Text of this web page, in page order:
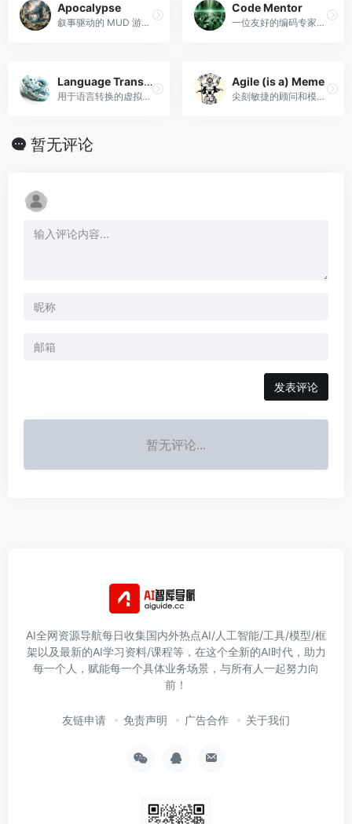
Apocalypse
叙事驱动的 MUD 游戏大师，将讲故事与游戏玩法融为一体。
Code Mentor
一位友好的编码专家，专门研究 Python、JavaScript 和云技术。
Language Transformer
用于语言转换的虚拟机。默认打印内容。
Agile (is a) Meme
尖刻敏捷的顾问和模因创造者。
暂无评论
发表评论
暂无评论...
AI全网资源导航每日收集国内外热点AI/人工智能/工具/模型/框
架以及最新的AI学习资料/课程等，在这个全新的AI时代，助力
每一个人，赋能每一个具体业务场景，与所有人一起努力向
前！
友链申请 免责声明 广告合作 关于我们